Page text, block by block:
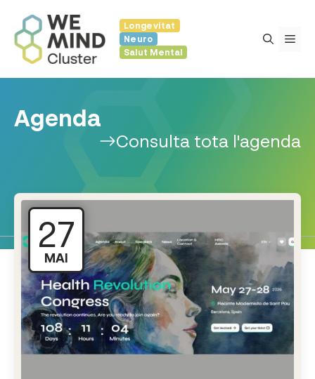
contingut
Longevitat
Neuro
Salut Mental
Agenda
Consulta tota l'agenda
27
MAI